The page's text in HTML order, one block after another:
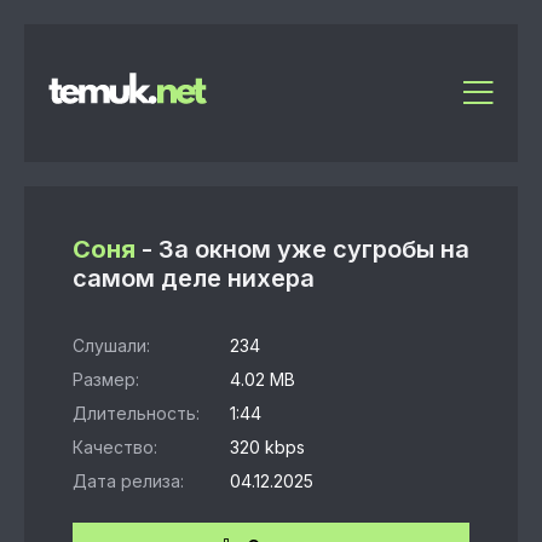
Соня - За окном уже сугробы на
самом деле нихера
Слушали:
234
Размер:
4.02 MB
Длительность:
1:44
Качество:
320 kbps
Дата релиза:
04.12.2025